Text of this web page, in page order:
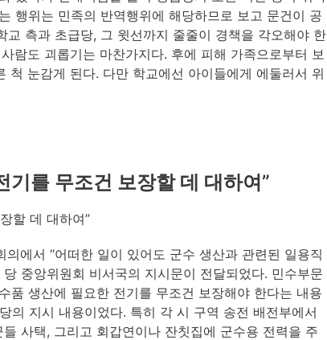
행위는 민족의 반역행위에 해당하므로 보고 문건이 공
측과 초급당, 그 윗선까지 줄줄이 경책을 각오해야 한
람도 괴롭기는 마찬가지다. 후에 피해 가족으로부터 보
눈감게 된다. 다만 학교에선 아이들에게 에둘러서 위
기를 무조건 보장할 데 대하여”
할 데 대하여”
에서 “어떠한 일이 있어도 군수 생산과 관련된 일용직
중앙위원회 비서국의 지시문이 전달되었다. 민수부문
품 생산에 필요한 전기를 무조건 보장해야 한다는 내용
의 지시 내용이었다. 특히 각 시 구역 송전 배전부에서
사택, 그리고 회갑연이나 잔칫집에 군수용 전력을 주